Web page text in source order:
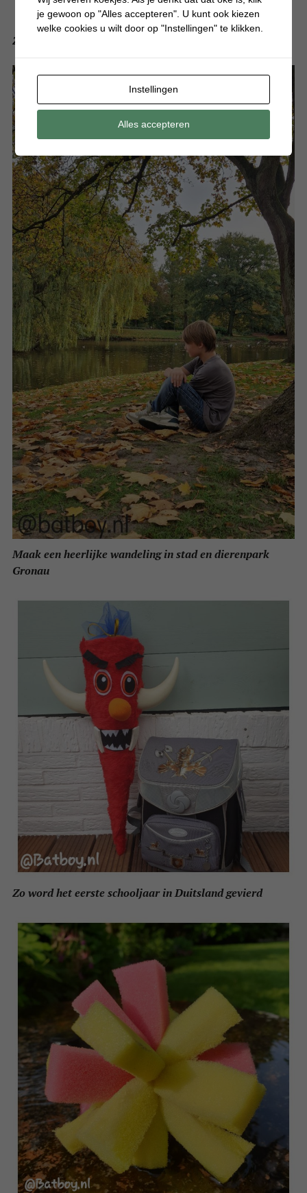
Zilveren sieraden: voor ieder wat wils
Maak een heerlijke wandeling in stad en dierenpark
Gronau
Zo word het eerste schooljaar in Duitsland gevierd
je gewoon op "Alles accepteren". U kunt ook kiezen
welke cookies u wilt door op "Instellingen" te klikken.
Instellingen
Alles accepteren